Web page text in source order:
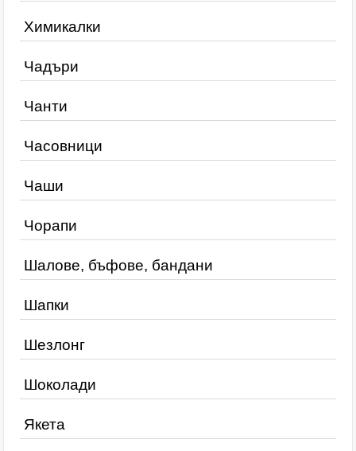
Химикалки
Чадъри
Чанти
Часовници
Чаши
Чорапи
Шалове, бъфове, бандани
Шапки
Шезлонг
Шоколади
Якета